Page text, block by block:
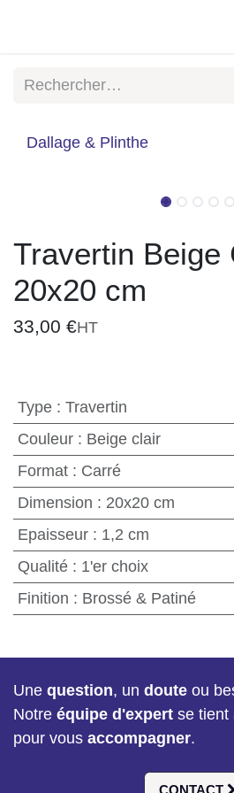
Dallage & Plinthe
Travertin Beige
20x20 cm
33,00 €HT
Type: Travertin
Couleur: Beige clair
Format: Carré
Dimension : 20x20 cm
Epaisseur: 1,2 cm
Qualité: 1'er choix
Finition : Brossé & Patiné
CONTACT
Une question, un doute ou
Notre équipe d'expert se tient
pour vous accompagner.